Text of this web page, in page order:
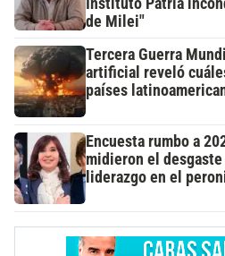
de Milei"
Tercera Guerra
artificial reveló
países
Encuesta rumbo a
midieron el
liderazgo en el